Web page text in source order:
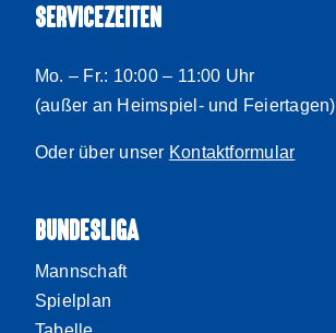
SERVICEZEITEN
Mo. – Fr.: 10:00 – 11:00 Uhr
(außer an Heimspiel- und Feiertagen)
Oder über unser Kontaktformular
BUNDESLIGA
Mannschaft
Spielplan